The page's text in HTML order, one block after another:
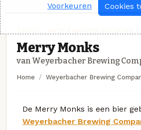
Merry Monks
van Weyerbacher Brewing
Home Weyerbacher Brewing
De Merry Monks is een bier
Weyerbacher Brewing
Voorkeuren Cookies